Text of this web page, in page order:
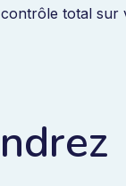
total sur